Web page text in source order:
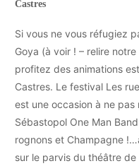
Castres
Si vous ne vous réfugiez
Goya (à voir ! – relire
profitez des animations
Castres. Le festival Les
est une occasion à ne
Sébastopol One Man
rognons et Champagne
sur le parvis du théâtre